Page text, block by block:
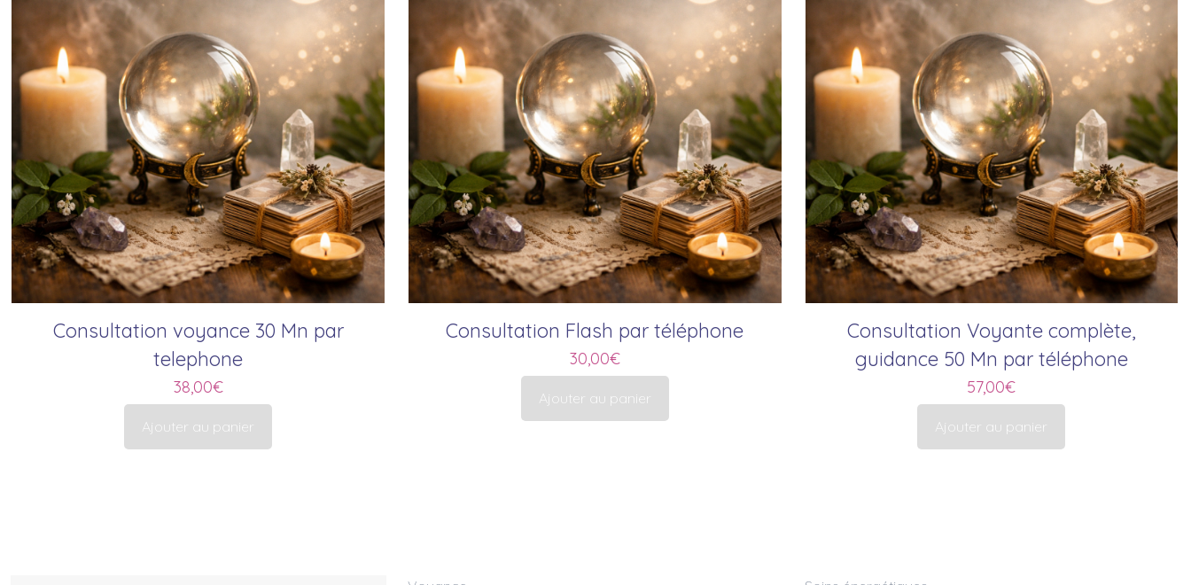
Consultation voyance 30 Mn par
telephone
38,00€
Ajouter au panier
Consultation Flash par téléphone
30,00€
Ajouter au panier
Consultation Voyante complète,
guidance 50 Mn par téléphone
57,00€
Ajouter au panier